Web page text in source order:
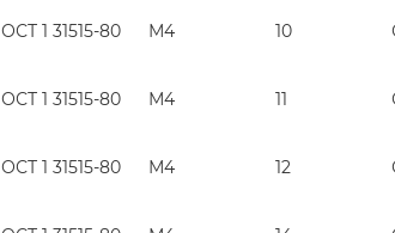
ОСТ 1 31515-80 М4 10
ОСТ 1 31515-80 М4 11
ОСТ 1 31515-80 М4 12